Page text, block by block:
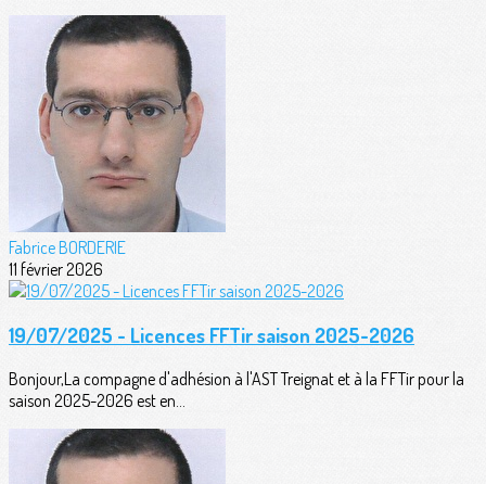
Fabrice BORDERIE
11 février 2026
19/07/2025 - Licences FFTir saison 2025-2026
Bonjour,La compagne d'adhésion à l'AST Treignat et à la FFTir pour la
saison 2025-2026 est en...